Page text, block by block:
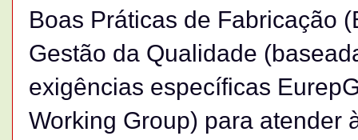
Boas Práticas de Fabricação
Gestão da Qualidade
exigências específicas
Working Group) para atender